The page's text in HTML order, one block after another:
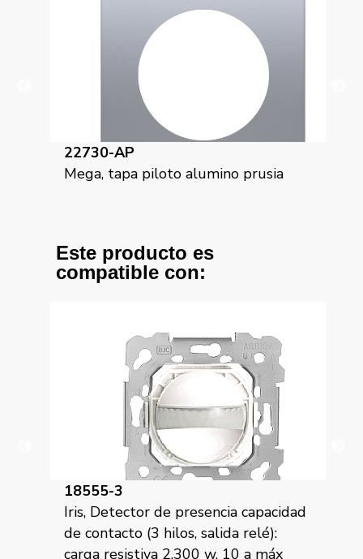
22730-AP
Mega, tapa piloto alumino prusia
Este producto es
compatible con:
18555-3
Iris, Detector de presencia capacidad
de contacto (3 hilos, salida relé):
carga resistiva 2.300 w, 10 a máx